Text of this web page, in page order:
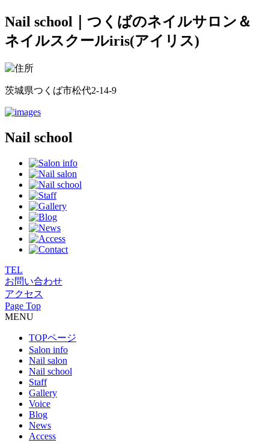
Nail school｜つくばのネイルサロン＆
ネイルスクールiris(アイリス)
茨城県つくば市松代2-14-9
Nail school
TEL
お問い合わせ
アクセス
Page Top
MENU
TOPページ
Salon info
Nail salon
Nail school
Staff
Gallery
Voice
Blog
News
Access